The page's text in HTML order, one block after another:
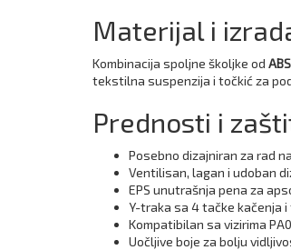
Materijal i
Kombinacija spoljne školjke od
tekstilna suspenzija i točkić za
Prednosti i
Posebno dizajniran za rad
Ventilisan, lagan i udoban
EPS unutrašnja pena za
Y-traka sa 4 tačke kačenja
Kompatibilan sa vizirima
Uočljive boje za bolju